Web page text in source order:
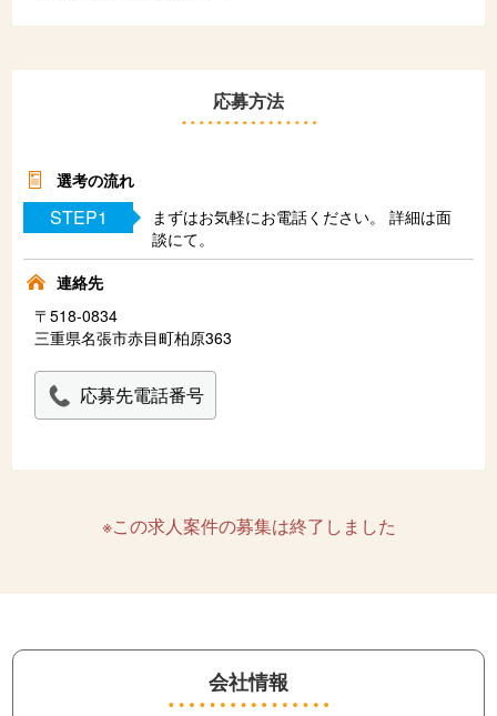
応募方法
選考の流れ
STEP1
まずはお気軽にお電話ください。 詳細は面
談にて。
連絡先
〒518-0834
三重県名張市赤目町柏原363
応募先電話番号
※この求人案件の募集は終了しました
会社情報